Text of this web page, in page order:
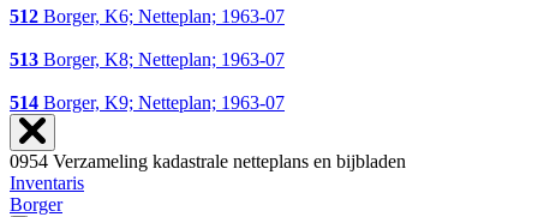
512 Borger, K6; Netteplan; 1963-07
513 Borger, K8; Netteplan; 1963-07
514 Borger, K9; Netteplan; 1963-07
0954 Verzameling kadastrale netteplans en bijbladen
Inventaris
Borger